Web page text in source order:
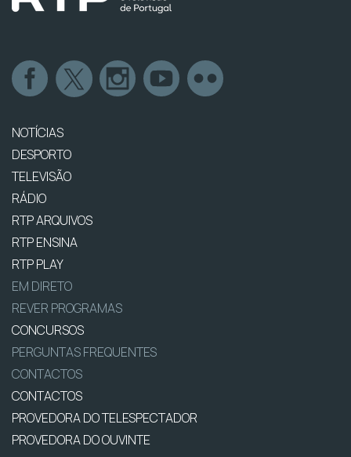
NOTÍCIAS
DESPORTO
TELEVISÃO
RÁDIO
RTP ARQUIVOS
RTP ENSINA
RTP PLAY
EM DIRETO
REVER PROGRAMAS
CONCURSOS
PERGUNTAS FREQUENTES
CONTACTOS
CONTACTOS
PROVEDORA DO TELESPECTADOR
PROVEDORA DO OUVINTE